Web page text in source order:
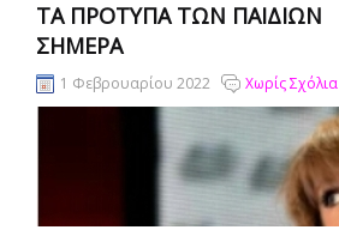
ΤΑ ΠΡΌΤΥΠΑ ΤΩΝ ΠΑΙΔΙΏΝ
ΣΉΜΕΡΑ
1 Φεβρουαρίου 2022 Χωρίς Σχόλια